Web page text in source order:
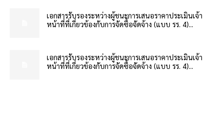
เอกสารรับรองระหว่างผู้ชนะการเสนอราคาประเมินเจ้า
หน้าที่ที่เกี่ยวข้องกับการจัดซื้อจัดจ้าง (แบบ รร. 4)...
เอกสารรับรองระหว่างผู้ชนะการเสนอราคาประเมินเจ้า
หน้าที่ที่เกี่ยวข้องกับการจัดซื้อจัดจ้าง (แบบ รร. 4)...